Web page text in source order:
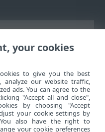
your cookies
to give you the best
analyze our website traffic,
ads. You can agree to the
"Accept all and close",
by choosing "Accept
your cookie settings by
You also have the right to
your cookie preferences